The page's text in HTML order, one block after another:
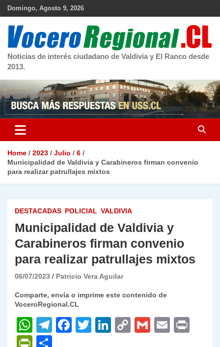
Skip
Domingo, Agosto 9, 2026
Noticias de interés ciudadano de Valdivia y El Ranco desde
2013.
Home 2023 Julio
6
Municipalidad de Valdivia y Carabineros firman convenio
para realizar patrullajes mixtos
DESTACADAS POLICIAL VALDIVIA
Municipalidad de Valdivia y
Carabineros firman convenio
para realizar patrullajes mixtos
06/07/2023 Patricio Vera Aguilar
Comparte, envía o imprime este contenido de
VoceroRegional.CL
W
h
T
F
T
Li
C
G
E
P